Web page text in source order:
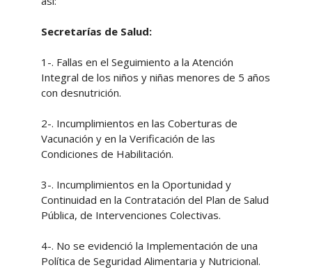
Secretarías de Salud:
1-. Fallas en el Seguimiento a la Atención
Integral de los niños y niñas menores de 5 años
con desnutrición.
2-. Incumplimientos en las Coberturas de
Vacunación y en la Verificación de las
Condiciones de Habilitación.
3-. Incumplimientos en la Oportunidad y
Continuidad en la Contratación del Plan de Salud
Pública, de Intervenciones Colectivas.
4-. No se evidenció la Implementación de una
Política de Seguridad Alimentaria y Nutricional.